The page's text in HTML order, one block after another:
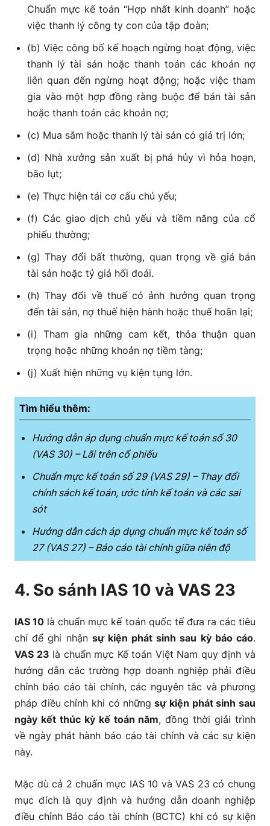
Chuẩn mực kế toán “Hợp nhất kinh doanh” hoặc
việc thanh lý công ty con của tập đoàn;
(b) Việc công bố kế hoạch ngừng hoạt động, việc
thanh lý tài sản hoặc thanh toán các khoản nợ
liên quan đến ngừng hoạt động; hoặc việc tham
gia vào một hợp đồng ràng buộc để bán tài sản
hoặc thanh toán các khoản nợ;
(c) Mua sắm hoặc thanh lý tài sản có giá trị lớn;
(d) Nhà xưởng sản xuất bị phá hủy vì hỏa hoạn,
bão lụt;
(e) Thực hiện tái cơ cấu chủ yếu;
(f) Các giao dịch chủ yếu và tiềm năng của cổ
phiếu thường;
(g) Thay đổi bất thường, quan trọng về giá bán
tài sản hoặc tỷ giá hối đoái.
(h) Thay đổi về thuế có ảnh hưởng quan trọng
đến tài sản, nợ thuế hiện hành hoặc thuế hoãn lại;
(i) Tham gia những cam kết, thỏa thuận quan
trọng hoặc những khoản nợ tiềm tàng;
(j) Xuất hiện những vụ kiện tụng lớn.
Tìm hiểu thêm:
Hướng dẫn áp dụng chuẩn mực kế toán số 30
(VAS 30) – Lãi trên cổ phiếu
Chuẩn mực kế toán số 29 (VAS 29) – Thay đổi
chính sách kế toán, ước tính kế toán và các sai
sót
Hướng dẫn cách áp dụng chuẩn mực kế toán số
27 (VAS 27) – Báo cáo tài chính giữa niên độ
4. So sánh IAS 10 và VAS 23
IAS 10 là chuẩn mực kế toán quốc tế đưa ra các tiêu
chí để ghi nhận sự kiện phát sinh sau kỳ báo cáo.
VAS 23 là chuẩn mực Kế toán Việt Nam quy định và
hướng dẫn các trường hợp doanh nghiệp phải điều
chỉnh báo cáo tài chính, các nguyên tắc và phương
pháp điều chỉnh khi có những sự kiện phát sinh sau
ngày kết thúc kỳ kế toán năm, đồng thời giải trình
về ngày phát hành báo cáo tài chính và các sự kiện
này.
Mặc dù cả 2 chuẩn mực IAS 10 và VAS 23 có chung
mục đích là quy định và hướng dẫn doanh nghiệp
điều chỉnh Báo cáo tài chính (BCTC) khi có sự kiện